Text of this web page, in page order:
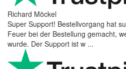
Richard Möckel
Super Support! Bestellvorgang hat
Feuer bei der Bestellung gemacht,
wurde. Der Support ist w ...